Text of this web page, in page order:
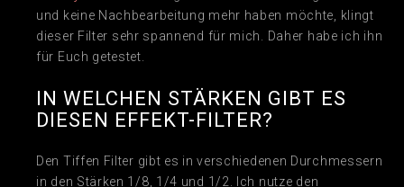
und keine Nachbearbeitung mehr haben möchte, klingt
dieser Filter sehr spannend für mich. Daher habe ich ihn
für Euch getestet.
IN WELCHEN STÄRKEN GIBT ES
DIESEN EFFEKT-FILTER?
Den Tiffen Filter gibt es in verschiedenen Durchmessern
in den Stärken 1/8, 1/4 und 1/2. Ich nutze den